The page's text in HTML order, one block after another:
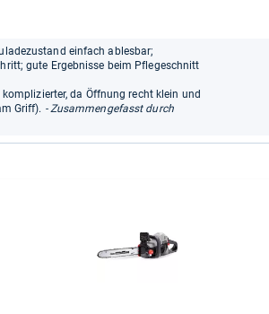
einfach ablesbar;
gute Ergebnisse beim Pflegeschnitt
da Öffnung recht klein und
Griff). - Zusammengefasst durch